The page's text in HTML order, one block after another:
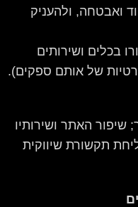
ואבטחה, ולהעניק
בכלים ושירותים
של אותם ספקים).
שיפור האתר ושירותיו
תקשורת שיווקית